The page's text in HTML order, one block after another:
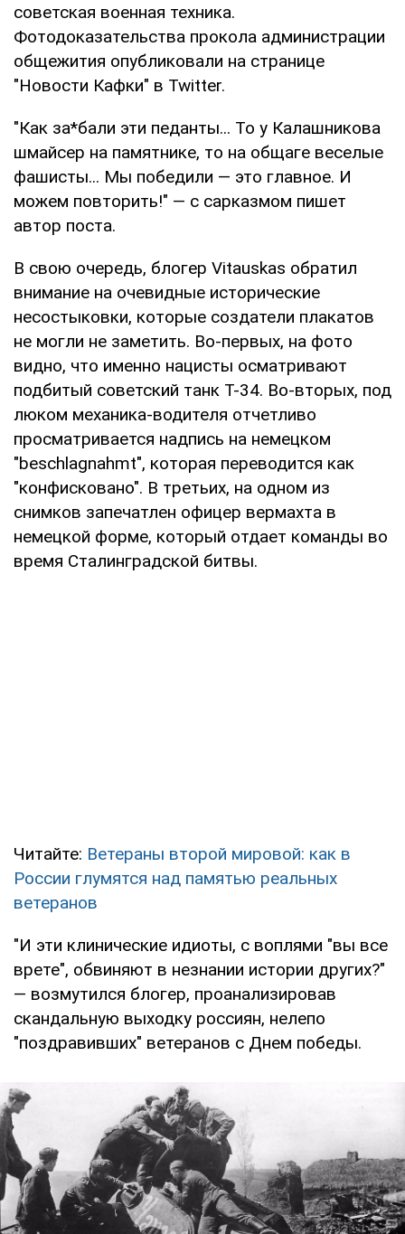
советская военная техника.
Фотодоказательства прокола администрации
общежития опубликовали на странице
"Новости Кафки" в Twitter.
"Как за*бали эти педанты... То у Калашникова
шмайсер на памятнике, то на общаге веселые
фашисты... Мы победили — это главное. И
можем повторить!" — с сарказмом пишет
автор поста.
В свою очередь, блогер Vitauskas обратил
внимание на очевидные исторические
несостыковки, которые создатели плакатов
не могли не заметить. Во-первых, на фото
видно, что именно нацисты осматривают
подбитый советский танк Т-34. Во-вторых, под
люком механика-водителя отчетливо
просматривается надпись на немецком
"beschlagnahmt", которая переводится как
"конфисковано". В третьих, на одном из
снимков запечатлен офицер вермахта в
немецкой форме, который отдает команды во
время Сталинградской битвы.
Читайте: Ветераны второй мировой: как в
России глумятся над памятью реальных
ветеранов
"И эти клинические идиоты, с воплями "вы все
врете", обвиняют в незнании истории других?"
— возмутился блогер, проанализировав
скандальную выходку россиян, нелепо
"поздравивших" ветеранов с Днем победы.